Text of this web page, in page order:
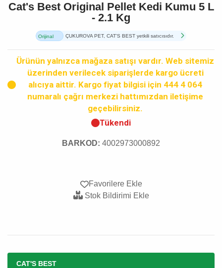
Cat's Best Original Pellet Kedi Kumu 5 L
- 2.1 Kg
Orijinal
ÇUKUROVA PET, CAT'S BEST yetkili satıcısıdır.
Ürünün yalnızca mağaza satışı vardır. Web sitemiz
üzerinden verilecek siparişlerde kargo ücreti
alıcıya aittir. Kargo fiyat bilgisi için 444 4 064
numaralı çağrı merkezi hattımızdan iletişime
geçebilirsiniz.
Tükendi
BARKOD: 4002973000892
Favorilere Ekle
Stok Bildirimi Ekle
CAT'S BEST